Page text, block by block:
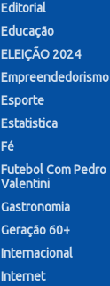
Editorial
Educação
ELEIÇÃO 2024
Empreendedorismo
Esporte
Estatistica
Fé
Futebol Com Pedro
Valentini
Gastronomia
Geração 60+
Internacional
Internet